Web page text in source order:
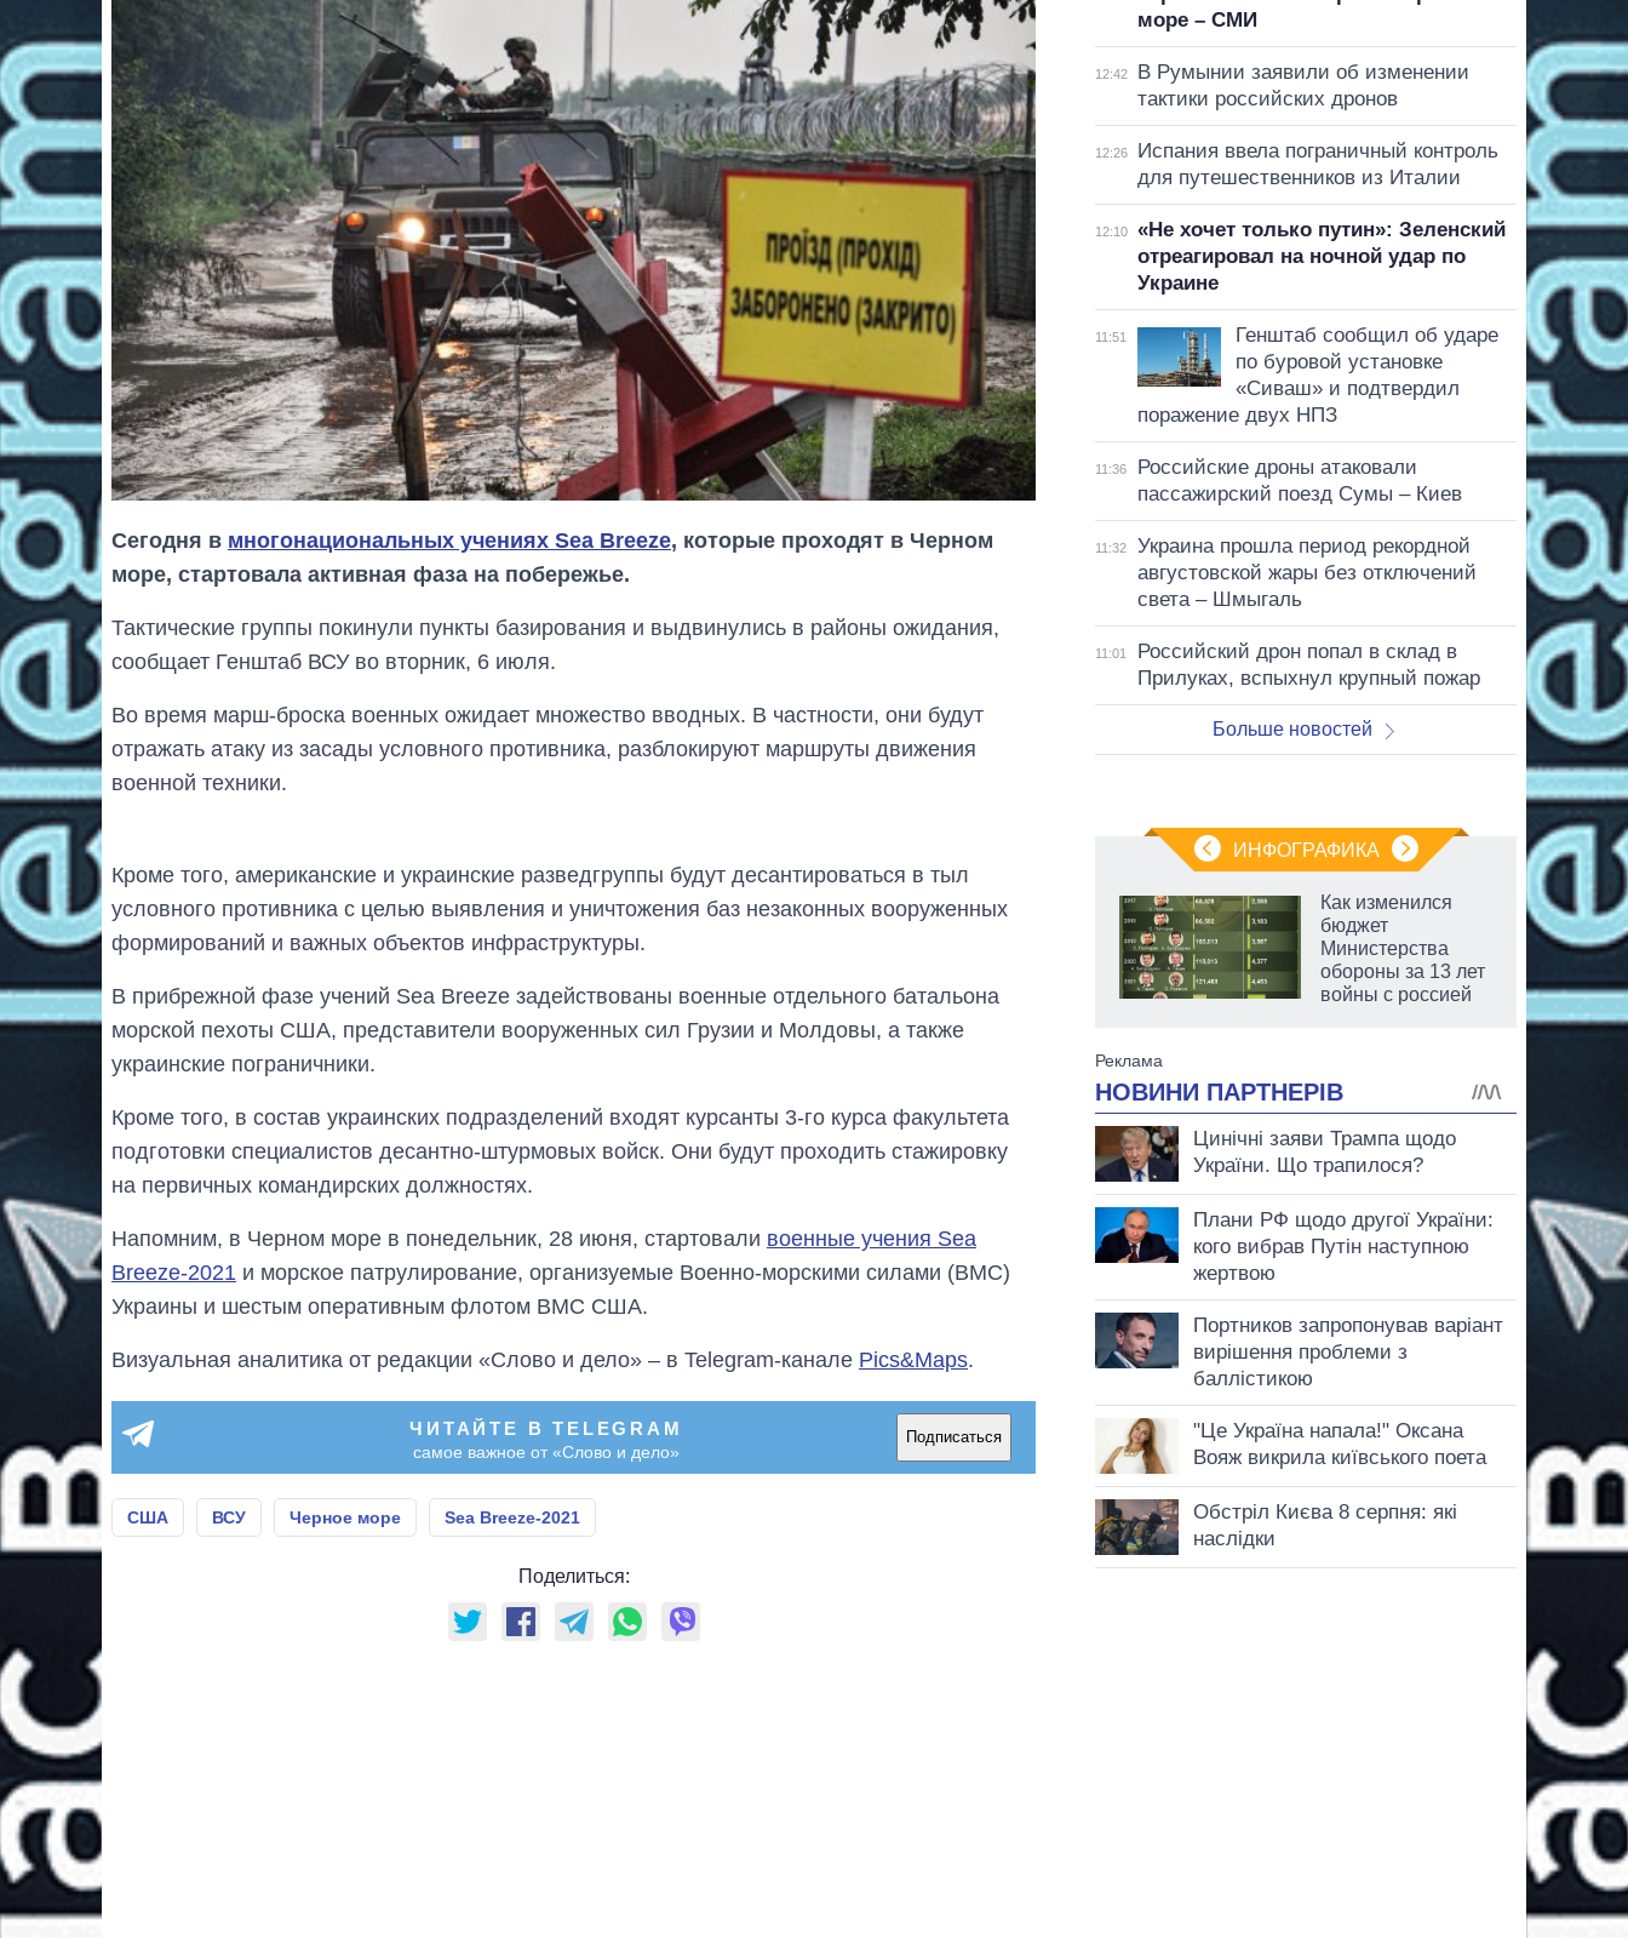
Сегодня в многонациональных учениях Sea Breeze, которые проходят в Черном
море, стартовала активная фаза на побережье.
Тактические группы покинули пункты базирования и выдвинулись в районы ожидания,
сообщает Генштаб ВСУ во вторник, 6 июля.
Во время марш-броска военных ожидает множество вводных. В частности, они будут
отражать атаку из засады условного противника, разблокируют маршруты движения
военной техники.
Кроме того, американские и украинские разведгруппы будут десантироваться в тыл
условного противника с целью выявления и уничтожения баз незаконных вооруженных
формирований и важных объектов инфраструктуры.
В прибрежной фазе учений Sea Breeze задействованы военные отдельного батальона
морской пехоты США, представители вооруженных сил Грузии и Молдовы, а также
украинские пограничники.
Кроме того, в состав украинских подразделений входят курсанты 3-го курса факультета
подготовки специалистов десантно-штурмовых войск. Они будут проходить стажировку
на первичных командирских должностях.
Напомним, в Черном море в понедельник, 28 июня, стартовали военные учения Sea
Breeze-2021 и морское патрулирование, организуемые Военно-морскими силами (ВМС)
Украины и шестым оперативным флотом ВМС США.
Визуальная аналитика от редакции «Слово и дело» – в Telegram-канале Pics&Maps.
ЧИТАЙТЕ В TELEGRAM
самое важное от «Слово и дело»
Подписаться
США ВСУ Черное море Sea Breeze-2021
Поделиться:
море – СМИ
12:42
В Румынии заявили об изменении
тактики российских дронов
12:26
Испания ввела пограничный контроль
для путешественников из Италии
12:10
«Не хочет только путин»: Зеленский
отреагировал на ночной удар по
Украине
11:51
Генштаб сообщил об ударе
по буровой установке
«Сиваш» и подтвердил
поражение двух НПЗ
11:36
Российские дроны атаковали
пассажирский поезд Сумы – Киев
11:32
Украина прошла период рекордной
августовской жары без отключений
света – Шмыгаль
11:01
Российский дрон попал в склад в
Прилуках, вспыхнул крупный пожар
Больше новостей
ИНФОГРАФИКА
От 1 месяца – до 5
лет: кто и как долго
руководителя СВР
Как изменился
бюджет
Министерства
обороны за 13 лет
войны с россией